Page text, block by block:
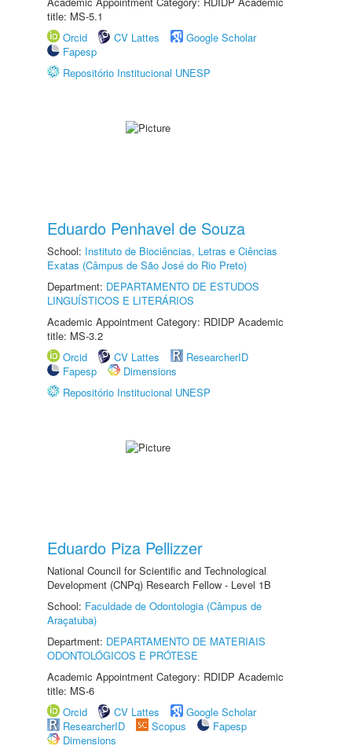
title: MS-5.1
Orcid
CV Lattes
Google Scholar
Fapesp
Repositório Institucional UNESP
Eduardo Penhavel de Souza
School: Instituto de Biociências, Letras e Ciências
Exatas (Câmpus de São José do Rio Preto)
Department: DEPARTAMENTO DE ESTUDOS
LINGUÍSTICOS E LITERÁRIOS
Academic Appointment Category: RDIDP Academic
title: MS-3.2
Orcid
CV Lattes
ResearcherID
Fapesp
Dimensions
Repositório Institucional UNESP
Eduardo Piza Pellizzer
National Council for Scientific and Technological
Development (CNPq) Research Fellow - Level 1B
School: Faculdade de Odontologia (Câmpus de
Araçatuba)
Department: DEPARTAMENTO DE MATERIAIS
ODONTOLÓGICOS E PRÓTESE
Academic Appointment Category: RDIDP Academic
title: MS-6
Orcid
CV Lattes
Google Scholar
ResearcherID
Scopus
Fapesp
Dimensions